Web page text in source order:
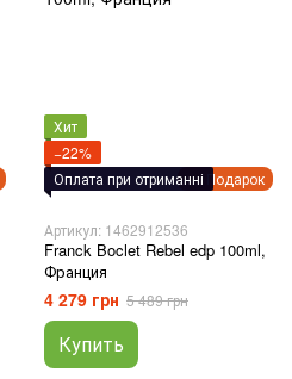
Подарок
Хит
−22%
Оплата при отриманні
Артикул: 1462912536
Franck Boclet Rebel edp 100ml,
Франция
4 279 грн 5 489 грн
Купить